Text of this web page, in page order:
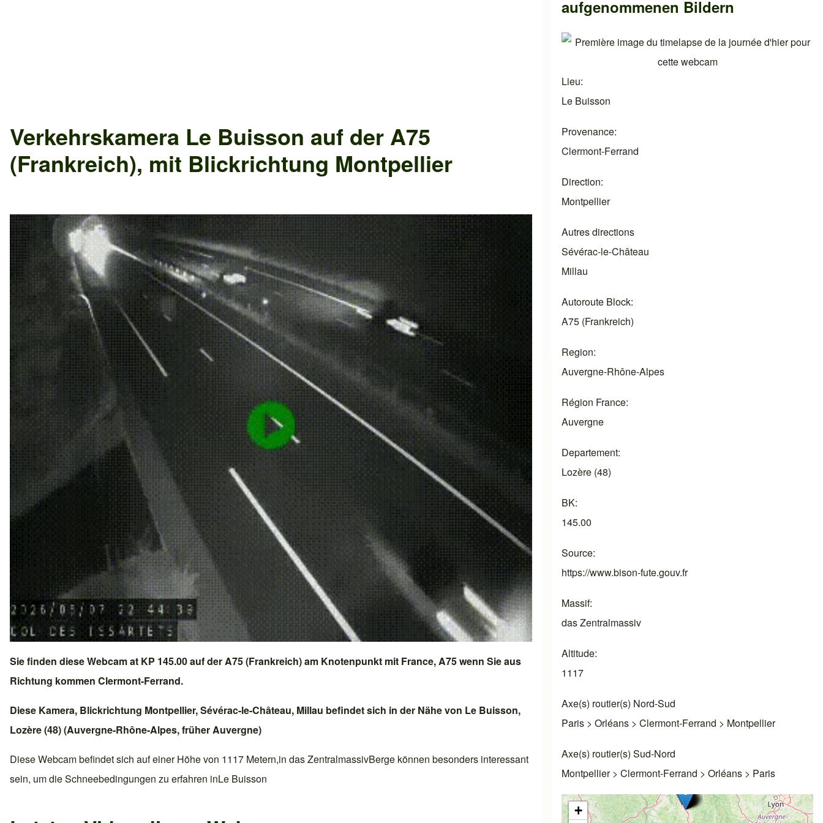
Verkehrskamera Le Buisson auf der A75
(Frankreich), mit Blickrichtung Montpellier
Sie finden diese Webcam at KP 145.00 auf derA75 (Frankreich)am Knotenpunkt mit France, A75wenn Sie aus
Richtung kommen Clermont-Ferrand.
Diese Kamera, Blickrichtung Montpellier,Sévérac-le-Château, Millau befindet sich in der Nähe von Le Buisson,
Lozère (48)(Auvergne-Rhône-Alpes, früherAuvergne)
Diese Webcam befindet sich auf einer Höhe von 1117 Metern,in das ZentralmassivBerge können besonders interessant
sein, um die Schneebedingungen zu erfahren inLe Buisson
aufgenommenen Bildern
Lieu
Le Buisson
Provenance
Clermont-Ferrand
Direction
Montpellier
Autres directions
Sévérac-le-Château
Millau
Autoroute Block
A75 (Frankreich)
Region
Auvergne-Rhône-Alpes
Région France
Auvergne
Departement
Lozère (48)
BK
145.00
Source
https://www.bison-fute.gouv.fr
Massif
das Zentralmassiv
Altitude
1117
Axe(s) routier(s) Nord-Sud
Paris > Orléans > Clermont-Ferrand > Montpellier
Axe(s) routier(s) Sud-Nord
Montpellier > Clermont-Ferrand > Orléans > Paris
+